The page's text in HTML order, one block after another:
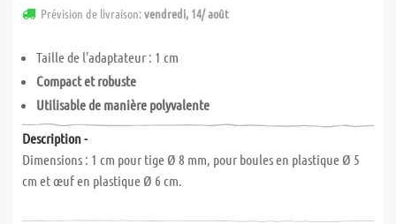
Prévision de livraison:vendredi, 14/ août
Taille de l'adaptateur : 1 cm
Compact et robuste
Utilisable de manière polyvalente
Description -
Dimensions : 1 cm pour tige Ø 8 mm, pour boules en plastique Ø 5
cm et œuf en plastique Ø 6 cm.